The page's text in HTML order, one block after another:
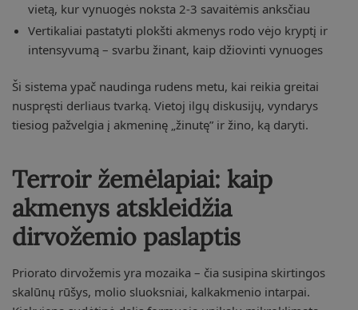
vietą, kur vynuogės noksta 2-3 savaitėmis anksčiau
Vertikaliai pastatyti plokšti akmenys rodo vėjo kryptį ir
intensyvumą – svarbu žinant, kaip džiovinti vynuoges
Ši sistema ypač naudinga rudens metu, kai reikia greitai
nuspręsti derliaus tvarką. Vietoj ilgų diskusijų, vyndarys
tiesiog pažvelgia į akmeninę „žinutę” ir žino, ką daryti.
Terroir žemėlapiai: kaip
akmenys atskleidžia
dirvožemio paslaptis
Priorato dirvožemis yra mozaika – čia susipina skirtingos
skalūnų rūšys, molio sluoksniai, kalkakmenio intarpai.